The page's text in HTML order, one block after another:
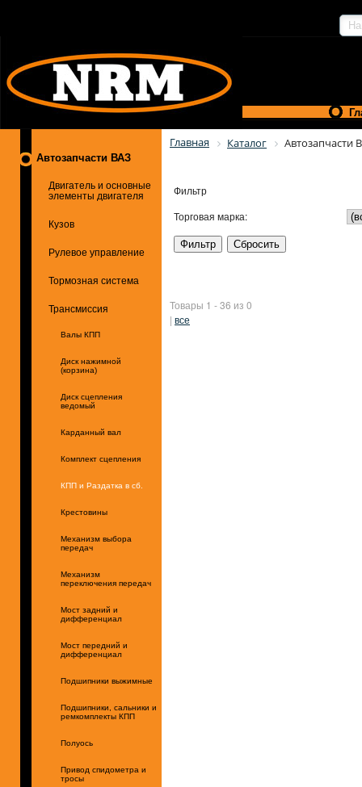
Автозапчасти ВАЗ
Двигатель и основные
элементы двигателя
Кузов
Рулевое управление
Тормозная система
Трансмиссия
Валы КПП
Диск нажимной
(корзина)
Диск сцепления
ведомый
Карданный вал
Комплект сцепления
КПП и Раздатка в сб.
Крестовины
Механизм выбора
передач
Механизм
переключения передач
Мост задний и
дифференциал
Мост передний и
дифференциал
Подшипники выжимные
Подшипники, сальники и
ремкомплекты КПП
Полуось
Привод спидометра и
тросы
Главная Каталог Автозапчасти
Фильтр
Торговая марка:
Товары 1 - 36 из 0
| все